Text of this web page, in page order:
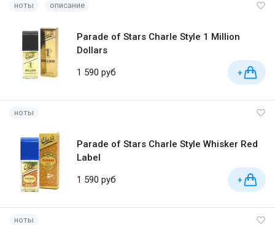
ноты описание
Parade of Stars Charle Style 1 Million
Dollars
1 590 руб
+
ноты
Parade of Stars Charle Style Whisker Red
Label
1 590 руб
+
ноты